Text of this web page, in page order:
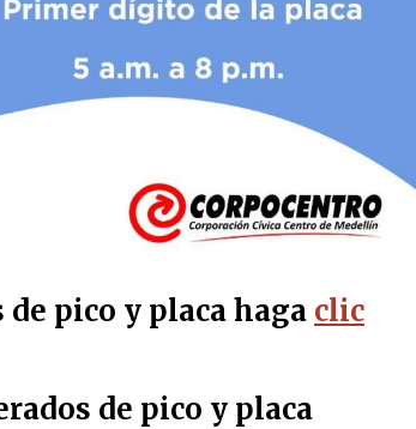
pico y placa haga clic
de pico y placa